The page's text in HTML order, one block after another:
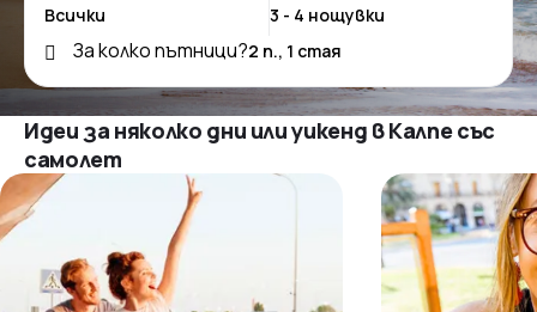
За колко пътници?
Идеи за няколко дни или уикенд в Калпе със
самолет